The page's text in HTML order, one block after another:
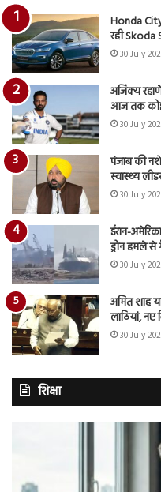
Honda
रही
30 July
अजिंक्य
आज तक कोई
30 July
पंजाब की
स्वास्थ्य
30 July
ईरान-
ड्रोन हमले
30 July
अमित शाह
लाठियां,
30 July
शिक्षा